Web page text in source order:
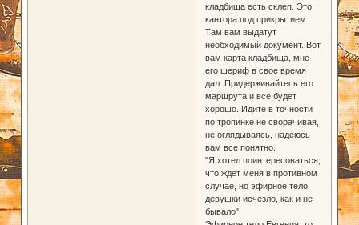
кладбища есть склеп. Это
кантора под прикрытием.
Там вам выдатут
необходимый документ. Вот
вам карта кладбища, мне
его шериф в свое время
дал. Придерживайтесь его
маршрута и все будет
хорошо. Идите в точности
по тропинке не сворачивая,
не оглядываясь, надеюсь
вам все понятно.
"Я хотел поинтересоваться,
что ждет меня в противном
случае, но эфирное тело
девушки исчезло, как и не
бывало".